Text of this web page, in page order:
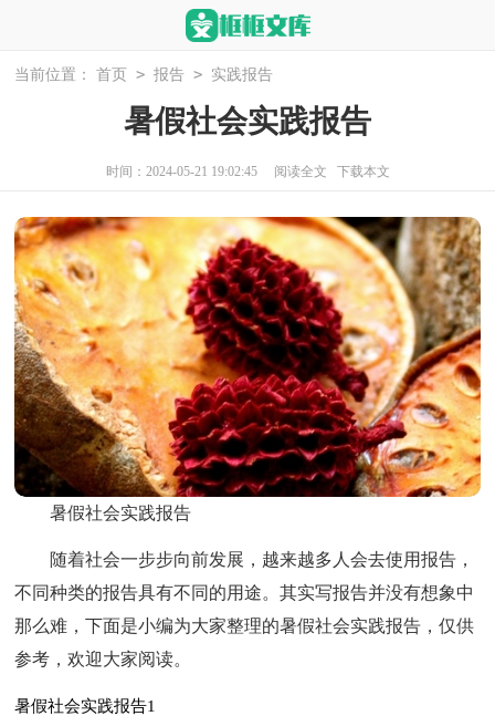
当前位置： 首页 > 报告 > 实践报告
暑假社会实践报告
时间：2024-05-21 19:02:45 阅读全文 下载本文
暑假社会实践报告
随着社会一步步向前发展，越来越多人会去使用报告，
不同种类的报告具有不同的用途。其实写报告并没有想象中
那么难，下面是小编为大家整理的暑假社会实践报告，仅供
参考，欢迎大家阅读。
暑假社会实践报告1